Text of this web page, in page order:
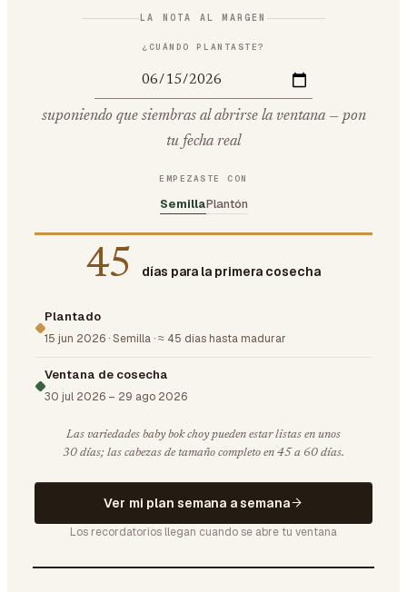
LA NOTA AL MARGEN
¿CUÁNDO PLANTASTE?
suponiendo que siembras al abrirse la ventana — pon
tu fecha real
EMPEZASTE CON
SemillaPlantón
45 días para la primera cosecha
Plantado
15 jun 2026 ·Semilla ·≈ 45 días hasta madurar
Ventana de cosecha
30 jul 2026 – 29 ago 2026
Las variedades baby bok choy pueden estar listas en unos
30 días; las cabezas de tamaño completo en 45 a 60 días.
Ver mi plan semana a semana
Los recordatorios llegan cuando se abre tu ventana